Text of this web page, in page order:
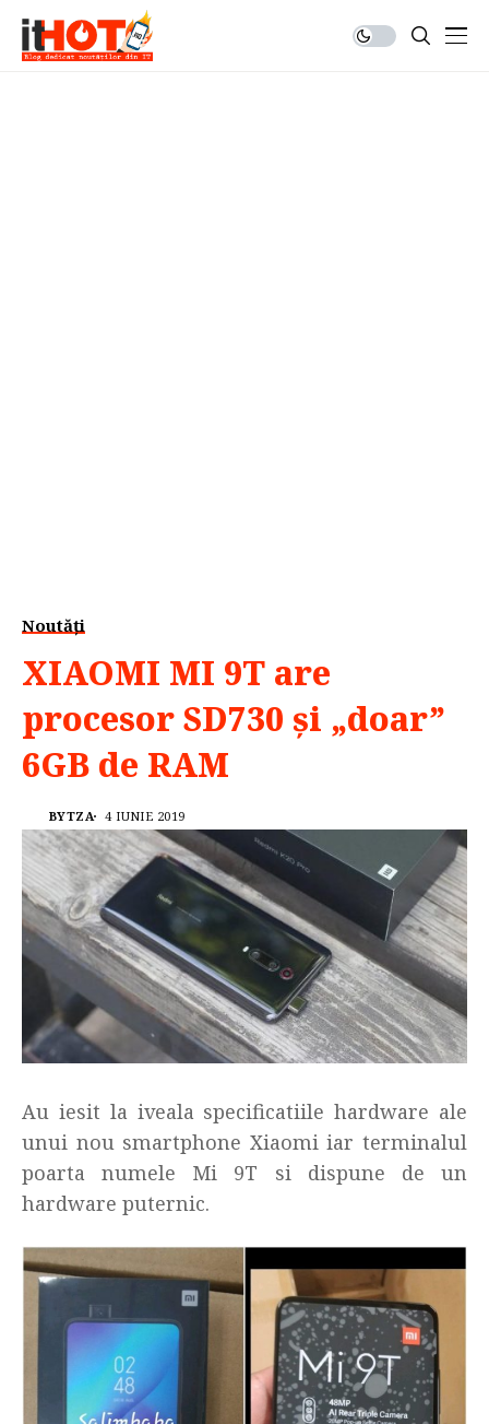
Noutăți
XIAOMI MI 9T are
procesor SD730 și „doar”
6GB de RAM
BYTZA 4 IUNIE 2019
Au iesit la iveala specificatiile hardware ale
unui nou smartphone Xiaomi iar terminalul
poarta numele Mi 9T si dispune de un
hardware puternic.